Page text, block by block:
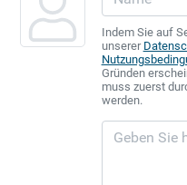
Indem Sie auf
unserer
Gründen
muss zuerst
werden.